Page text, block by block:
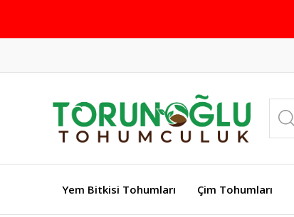
Yem Bitkisi Tohumları Çim Tohumları